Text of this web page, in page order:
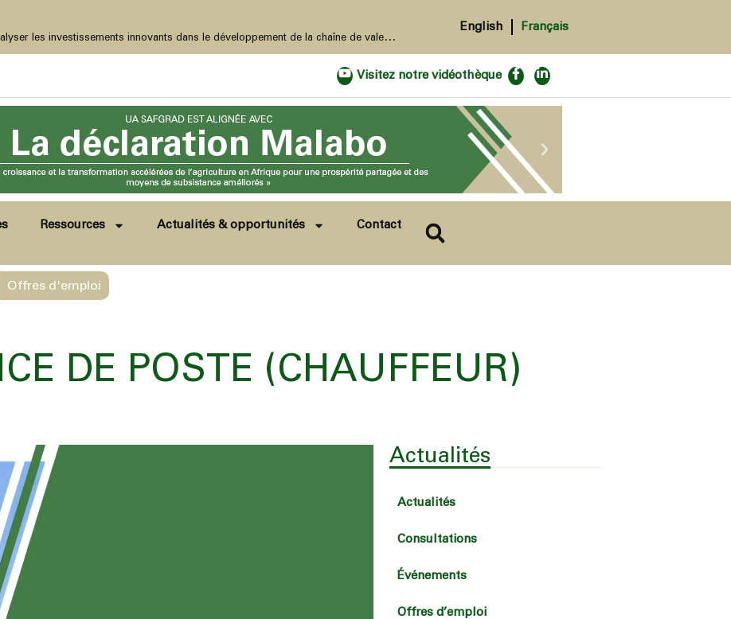
des Nations Unies sur la lutte contre la désertification (COP17) en Mongolie. Le Caire, Égypte, 2-4 juin 2026. L’AU-SAFGRAD organise une formation intensive de 10 jours sur la conception et l’utilisation des technologies d’irrigation et de serres comme
English Français
Visitez notre vidéothèque
Ressources Actualités & opportunités Contact
Offres d'emploi
DE POSTE (CHAUFFEUR)
Actualités
Actualités
Consultations
Événements
Offres d’emploi